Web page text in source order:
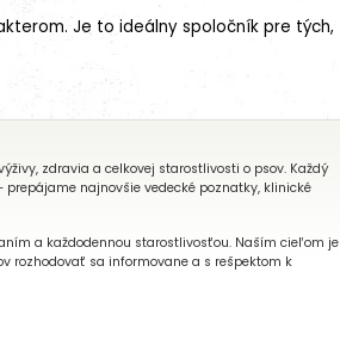
Je to ideálny spoločník pre tých,
zdravia a celkovej starostlivosti o psov. Každý
najnovšie vedecké poznatky, klinické
a každodennou starostlivosťou. Naším cieľom je
rozhodovať sa informovane a s rešpektom k